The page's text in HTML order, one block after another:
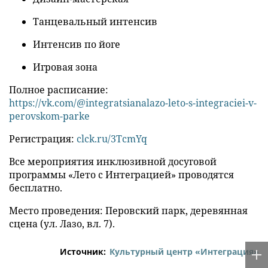
Танцевальный интенсив
Интенсив по йоге
Игровая зона
Полное расписание:
https://vk.com/@integratsianalazo-leto-s-integraciei-v-
perovskom-parke
Регистрация: clck.ru/3TcmYq
Все мероприятия инклюзивной досуговой
программы «Лето с Интеграцией» проводятся
бесплатно.
Место проведения: Перовский парк, деревянная
сцена (ул. Лазо, вл. 7).
Источник: Культурный центр «Интеграция»